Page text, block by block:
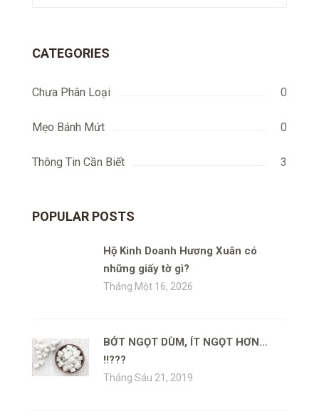
CATEGORIES
Chưa Phân Loại 0
Mẹo Bánh Mứt 0
Thông Tin Cần Biết 3
POPULAR POSTS
Hộ Kinh Doanh Hương Xuân có
những giấy tờ gì?
Tháng Một 16, 2026
BỚT NGỌT DÙM, ÍT NGỌT HƠN…
!!???
Tháng Sáu 21, 2019